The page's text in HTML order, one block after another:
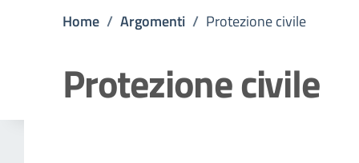
Home / Argomenti / Protezione civile
Protezione civile